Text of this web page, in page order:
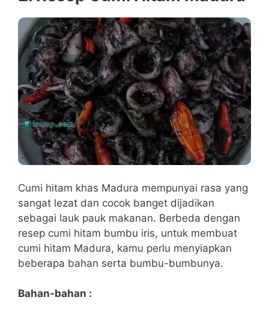
Cumi hitam khas Madura mempunyai rasa yang
sangat lezat dan cocok banget dijadikan
sebagai lauk pauk makanan. Berbeda dengan
resep cumi hitam bumbu iris, untuk membuat
cumi hitam Madura, kamu perlu menyiapkan
beberapa bahan serta bumbu-bumbunya.
Bahan-bahan :